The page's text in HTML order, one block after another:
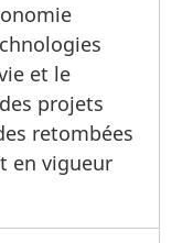
et le
projets
retombées
en vigueur